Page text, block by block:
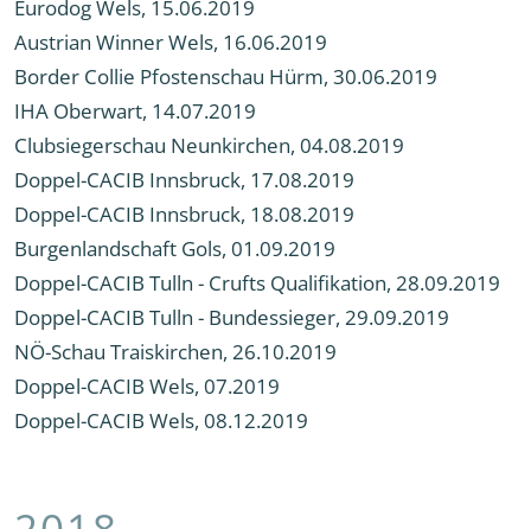
Eurodog Wels, 15.06.2019
Austrian Winner Wels, 16.06.2019
Border Collie Pfostenschau Hürm, 30.06.2019
IHA Oberwart, 14.07.2019
Clubsiegerschau Neunkirchen, 04.08.2019
Doppel-CACIB Innsbruck, 17.08.2019
Doppel-CACIB Innsbruck, 18.08.2019
Burgenlandschaft Gols, 01.09.2019
Doppel-CACIB Tulln - Crufts Qualifikation, 28.09.2019
Doppel-CACIB Tulln - Bundessieger, 29.09.2019
NÖ-Schau Traiskirchen, 26.10.2019
Doppel-CACIB Wels, 07.2019
Doppel-CACIB Wels, 08.12.2019